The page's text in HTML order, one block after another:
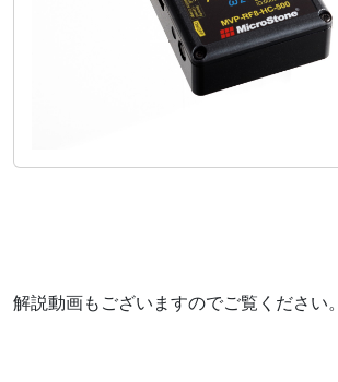
解説動画もございますのでご覧ください。